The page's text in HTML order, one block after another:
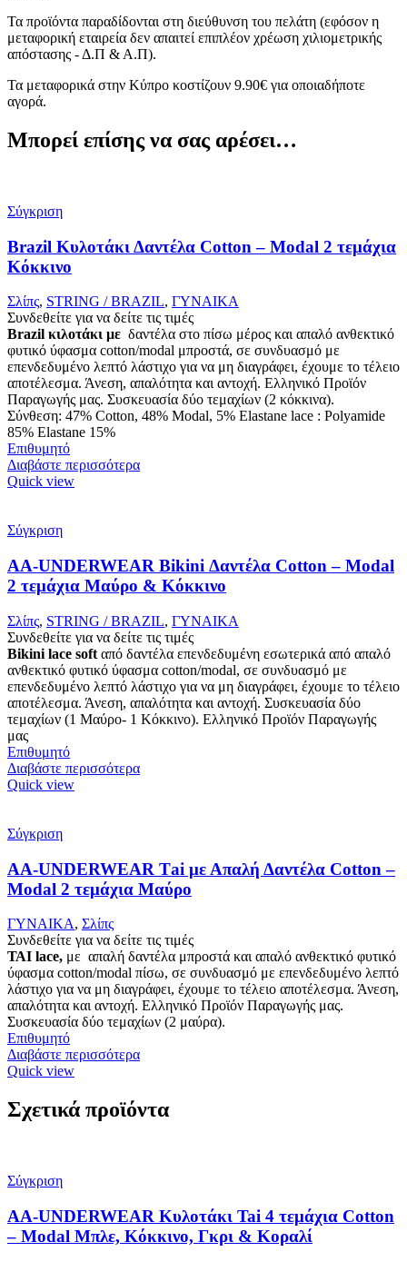
Τα προϊόντα παραδίδονται στη διεύθυνση του πελάτη (εφόσον η
μεταφορική εταιρεία δεν απαιτεί επιπλέον χρέωση χιλιομετρικής
απόστασης - Δ.Π & Α.Π).
Τα μεταφορικά στην Κύπρο κοστίζουν 9.90€ για οποιαδήποτε
αγορά.
Μπορεί επίσης να σας αρέσει…
Σύγκριση
Brazil Κυλοτάκι Δαντέλα Cotton – Modal 2 τεμάχια
Κόκκινο
Σλίπς, STRING / BRAZIL, ΓΥΝΑΙΚΑ
Συνδεθείτε για να δείτε τις τιμές
Brazil κιλοτάκι με δαντέλα στο πίσω μέρος και απαλό ανθεκτικό
φυτικό ύφασμα cotton/modal μπροστά, σε συνδυασμό με
επενδεδυμένο λεπτό λάστιχο για να μη διαγράφει, έχουμε το τέλειο
αποτέλεσμα. Άνεση, απαλότητα και αντοχή. Ελληνικό Προϊόν
Παραγωγής μας. Συσκευασία δύο τεμαχίων (2 κόκκινα).
Σύνθεση: 47% Cotton, 48% Modal, 5% Elastane lace : Polyamide
85% Elastane 15%
Επιθυμητό
Διαβάστε περισσότερα
Quick view
Σύγκριση
AA-UNDERWEAR Bikini Δαντέλα Cotton – Modal
2 τεμάχια Μαύρο & Κόκκινο
Σλίπς, STRING / BRAZIL, ΓΥΝΑΙΚΑ
Συνδεθείτε για να δείτε τις τιμές
Bikini lace soft από δαντέλα επενδεδυμένη εσωτερικά από απαλό
ανθεκτικό φυτικό ύφασμα cotton/modal, σε συνδυασμό με
επενδεδυμένο λεπτό λάστιχο για να μη διαγράφει, έχουμε το τέλειο
αποτέλεσμα. Άνεση, απαλότητα και αντοχή. Συσκευασία δύο
τεμαχίων (1 Μαύρο- 1 Κόκκινο). Ελληνικό Προϊόν Παραγωγής
μας
Επιθυμητό
Διαβάστε περισσότερα
Quick view
Σύγκριση
AA-UNDERWEAR Τai με Απαλή Δαντέλα Cotton –
Modal 2 τεμάχια Μαύρο
ΓΥΝΑΙΚΑ, Σλίπς
Συνδεθείτε για να δείτε τις τιμές
ΤΑΙ lace, με απαλή δαντέλα μπροστά και απαλό ανθεκτικό φυτικό
ύφασμα cotton/modal πίσω, σε συνδυασμό με επενδεδυμένο λεπτό
λάστιχο για να μη διαγράφει, έχουμε το τέλειο αποτέλεσμα. Άνεση,
απαλότητα και αντοχή. Ελληνικό Προϊόν Παραγωγής μας.
Συσκευασία δύο τεμαχίων (2 μαύρα).
Επιθυμητό
Διαβάστε περισσότερα
Quick view
Σχετικά προϊόντα
Σύγκριση
AA-UNDERWEAR Κυλοτάκι Tai 4 τεμάχια Cotton
– Modal Μπλε, Κόκκινο, Γκρι & Κοραλί